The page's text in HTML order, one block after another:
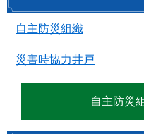
自主防災組織
災害時協力井戸
自主防災